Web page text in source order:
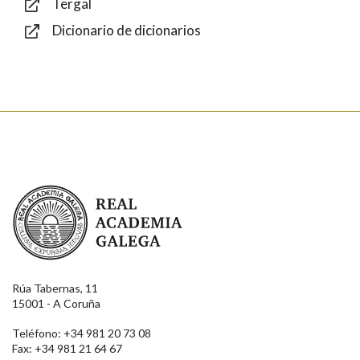
Tergal
Dicionario de dicionarios
Real Academia Galega
Rúa Tabernas, 11
15001 - A Coruña
Teléfono: +34 981 20 73 08
Fax: +34 981 21 64 67